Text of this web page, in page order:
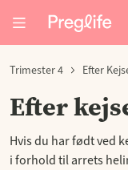
Trimester 4 Efter
Efter
Hvis du har født ved
i forhold til arrets